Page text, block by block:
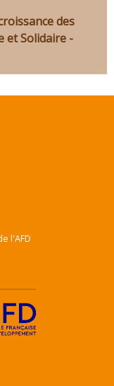
des
et Solidaire -
l'AFD